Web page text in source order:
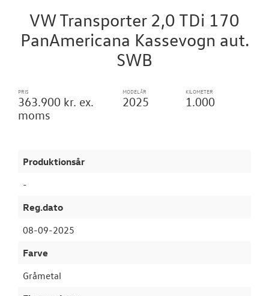
VÆRKSTED
VW Transporter 2,0 TDi 170
PanAmericana Kassevogn aut.
SWB
PRIS
363.900 kr. ex.
moms
MODELÅR
2025
KILOMETER
1.000
Produktionsår
-
Reg.dato
08-09-2025
Farve
Gråmetal